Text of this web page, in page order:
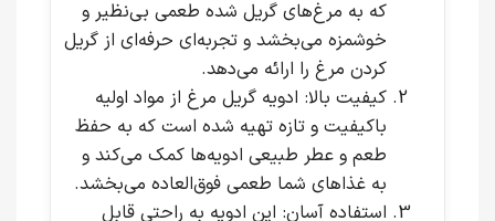
که به مرغ‌های گریل شده طعمی بی‌نظیر و
خوشمزه می‌بخشد و تجربه‌ای حرفه‌ای از گریل
کردن مرغ را ارائه می‌دهد.
کیفیت بالا: ادویه گریل مرغ از مواد اولیه
باکیفیت و تازه تهیه شده است که به حفظ
طعم و عطر طبیعی ادویه‌ها کمک می‌کند و
به غذاهای شما طعمی فوق‌العاده می‌بخشد.
استفاده آسان: این ادویه به راحتی قابل